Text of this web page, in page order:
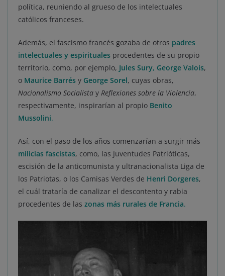
política, reuniendo al grueso de los intelectuales
católicos franceses.
Además, el fascismo francés gozaba de otros padres
intelectuales y espirituales procedentes de su propio
territorio, como, por ejemplo, Jules Sury, George Valois,
o Maurice Barrés y George Sorel, cuyas obras,
Nacionalismo Socialista y Reflexiones sobre la Violencia,
respectivamente, inspirarían al propio Benito
Mussolini.
Así, con el paso de los años comenzarían a surgir más
milicias fascistas, como, las Juventudes Patrióticas,
escisión de la anticomunista y ultranacionalista Liga de
los Patriotas, o los Camisas Verdes de Henri Dorgeres,
el cuál trataría de canalizar el descontento y rabia
procedentes de las zonas más rurales de Francia.